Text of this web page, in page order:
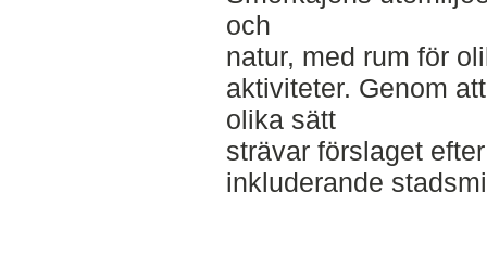
och
natur, med rum för
aktiviteter. Genom
olika sätt
strävar förslaget
inkluderande